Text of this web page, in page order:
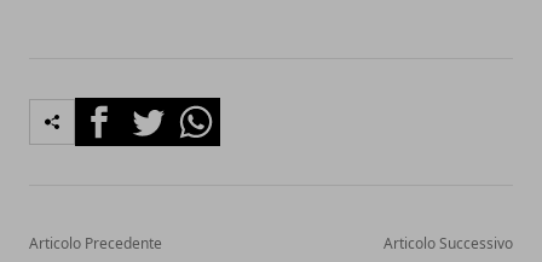
FacebookTwitterWhatsapp
Articolo Precedente Articolo Successivo